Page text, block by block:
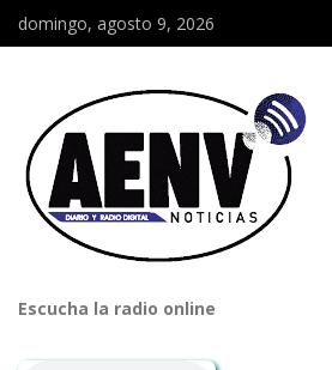
domingo, agosto 9, 2026
Escucha la radio online